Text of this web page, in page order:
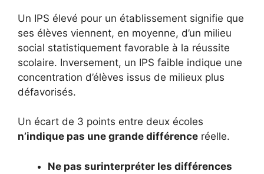
Un IPS élevé pour un établissement signifie que
ses élèves viennent, en moyenne, d’un milieu
social statistiquement favorable à la réussite
scolaire. Inversement, un IPS faible indique une
concentration d’élèves issus de milieux plus
défavorisés.
Un écart de 3 points entre deux écoles
n’indique pas une grande différence réelle.
Ne pas surinterpréter les différences